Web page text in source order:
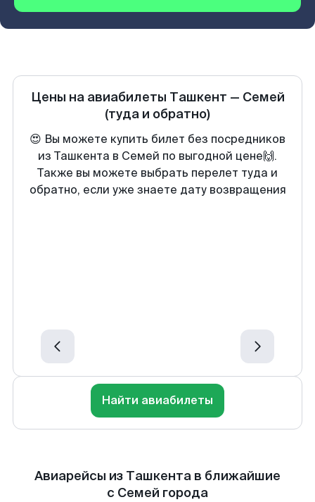
Цены на авиабилеты Ташкент — Семей
(туда и обратно)
😍 Вы можете купить билет без посредников
из Ташкента в Семей по выгодной цене🙌.
Также вы можете выбрать перелет туда и
обратно, если уже знаете дату возвращения
Найти авиабилеты
Авиарейсы из Ташкента в ближайшие
с Семей города